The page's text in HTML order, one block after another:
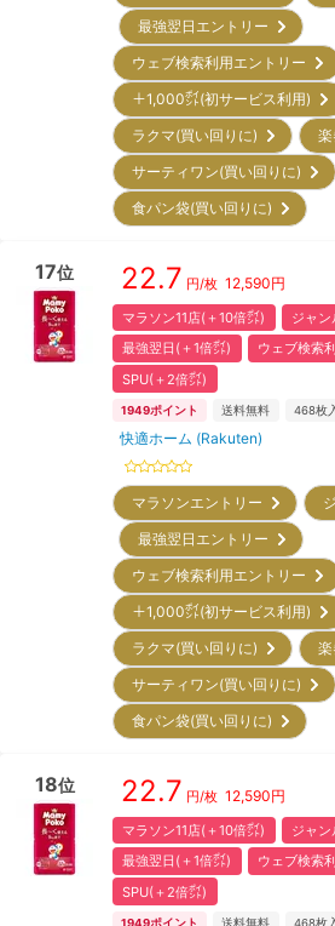
最強翌日エントリー
ウェブ検索利用エントリー
＋1,000㌽(初サービス利用)
ラクマ(買い回りに)
サーティワン(買い回りに)
食パン袋(買い回りに)
17位 22.7 円/枚 12,590円
マラソン11店(＋10倍㌽)
ジャ
最強翌日(＋1倍㌽)
ウェブ検索
SPU(＋2倍㌽)
1949ポイント 送料無料 468枚
快適ホーム (Rakuten)
マラソンエントリー
最強翌日エントリー
ウェブ検索利用エントリー
＋1,000㌽(初サービス利用)
ラクマ(買い回りに)
サーティワン(買い回りに)
食パン袋(買い回りに)
18位 22.7 円/枚 12,590円
マラソン11店(＋10倍㌽)
ジャ
最強翌日(＋1倍㌽)
ウェブ検索
SPU(＋2倍㌽)
1949ポイント 送料無料 468枚